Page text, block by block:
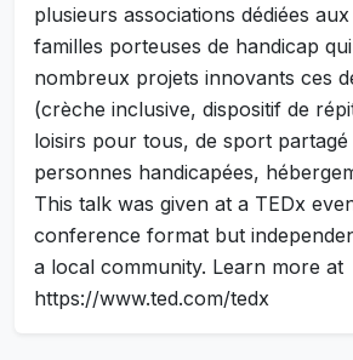
plusieurs associations dédiées
familles porteuses de handicap
nombreux projets innovants ces
(crèche inclusive, dispositif de
loisirs pour tous, de sport partagé
personnes handicapées,
This talk was given at a TEDx
conference format but
a local community. Learn more at
https://www.ted.com/tedx